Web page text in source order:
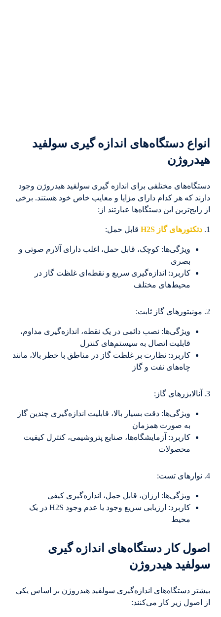
انواع دستگاه‌های اندازه گیری سولفید
هیدروژن
دستگاه‌های مختلفی برای اندازه گیری سولفید هیدروژن وجود
دارند که هر کدام دارای مزایا و معایب خاص خود هستند. برخی
از رایج‌ترین این دستگاه‌ها عبارتند از:
1. دتکتورهای گاز H2S قابل حمل:
ویژگی‌ها: کوچک، قابل حمل، اغلب دارای آلارم صوتی و
بصری
کاربرد: اندازه‌گیری سریع و نقطه‌ای غلظت گاز در
محیط‌های مختلف
2. مونیتورهای گاز ثابت:
ویژگی‌ها: نصب دائمی در یک نقطه، اندازه‌گیری مداوم،
قابلیت اتصال به سیستم‌های کنترل
کاربرد: نظارت بر غلظت گاز در مناطق با خطر بالا، مانند
چاه‌های نفت و گاز
3. آنالایزرهای گاز:
ویژگی‌ها: دقت بسیار بالا، قابلیت اندازه‌گیری چندین گاز
به صورت همزمان
کاربرد: آزمایشگاه‌ها، صنایع پتروشیمی، کنترل کیفیت
محصولات
4. نوارهای تست:
ویژگی‌ها: ارزان، قابل حمل، اندازه‌گیری کیفی
کاربرد: ارزیابی سریع وجود یا عدم وجود H2S در یک
محیط
اصول کار دستگاه‌های اندازه گیری
سولفید هیدروژن
بیشتر دستگاه‌های اندازه‌گیری سولفید هیدروژن بر اساس یکی
از اصول زیر کار می‌کنند: